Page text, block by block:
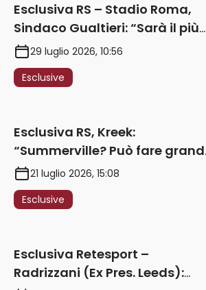
Esclusiva RS – Stadio Roma,
Sindaco Gualtieri: “Sarà il più
iconico del mondo. Assoluta
unità politica. Prima pietra nel
2027. Ricorsi strumentali?
29 luglio 2026, 10:56
Esclusive
Esclusiva RS, Kreek:
“Summerville? Può fare
cose in Serie A. Godts deve
maturare esperienza per
giocare nella Roma”
21 luglio 2026, 15:08
Esclusive
Esclusiva Retesport –
Radrizzani (Ex Pres. Leeds):